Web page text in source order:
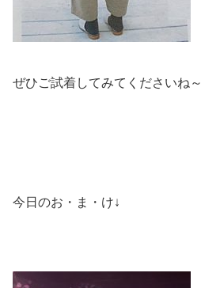
ぜひご試着してみてくださいね～
今日のお・ま・け↓